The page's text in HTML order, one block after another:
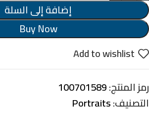
إضافة إلى السلة
Buy Now
Add to wishlist
رمز المنتج:100701589
التصنيف:Portraits